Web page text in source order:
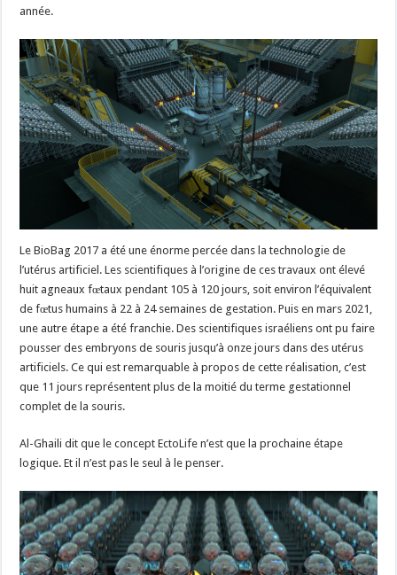
année.
Le BioBag 2017 a été une énorme percée dans la technologie de
l’utérus artificiel. Les scientifiques à l’origine de ces travaux ont élevé
huit agneaux fœtaux pendant 105 à 120 jours, soit environ l’équivalent
de fœtus humains à 22 à 24 semaines de gestation. Puis en mars 2021,
une autre étape a été franchie. Des scientifiques israéliens ont pu faire
pousser des embryons de souris jusqu’à onze jours dans des utérus
artificiels. Ce qui est remarquable à propos de cette réalisation, c’est
que 11 jours représentent plus de la moitié du terme gestationnel
complet de la souris.
Al-Ghaili dit que le concept EctoLife n’est que la prochaine étape
logique. Et il n’est pas le seul à le penser.